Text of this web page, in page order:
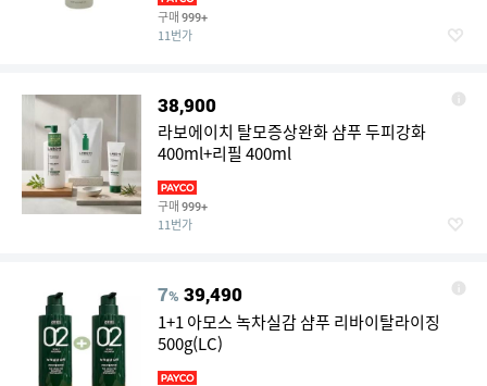
구매 999+
11번가
38,900
라보에이치 탈모증상완화 샴푸 두피강화
400ml+리필 400ml
구매 999+
11번가
7% 39,490
1+1 아모스 녹차실감 샴푸 리바이탈라이징
500g(LC)